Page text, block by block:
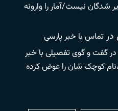
شدگان نیست/آمار را وارونه
در تماس با خبر پارسی
گفت و گوی تفصیلی با خبر
کوچک شان را عوض کرده